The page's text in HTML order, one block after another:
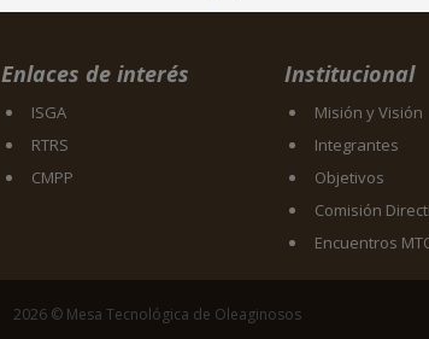
Enlaces de interés
ISGA
RTRS
CMPP
Institucional
Misión y Visión
Integrantes
Objetivos
Comisión
Encuentros
2026 © Mesa Tecnológica de Oleaginosos